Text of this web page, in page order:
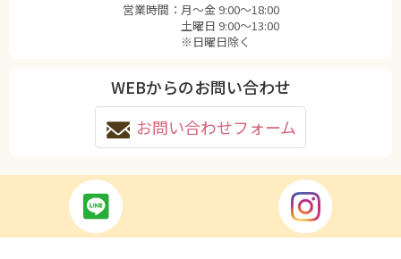
営業時間： 月〜金 9:00〜18:00
土曜日 9:00〜13:00
※日曜日除く
WEBからのお問い合わせ
お問い合わせフォーム